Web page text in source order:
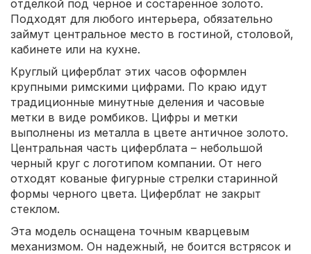
отделкой под черное и состаренное золото.
Подходят для любого интерьера, обязательно
займут центральное место в гостиной, столовой,
кабинете или на кухне.
Круглый циферблат этих часов оформлен
крупными римскими цифрами. По краю идут
традиционные минутные деления и часовые
метки в виде ромбиков. Цифры и метки
выполнены из металла в цвете античное золото.
Центральная часть циферблата – небольшой
черный круг с логотипом компании. От него
отходят кованые фигурные стрелки старинной
формы черного цвета. Циферблат не закрыт
стеклом.
Эта модель оснащена точным кварцевым
механизмом. Он надежный, не боится встрясок и